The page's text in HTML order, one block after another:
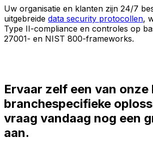
Uw organisatie en klanten zijn 24/7
uitgebreide data security protocollen,
Type II-compliance en controles op
27001- en NIST 800-frameworks.
Ervaar zelf een van onze
branchespecifieke
vraag vandaag nog een
aan.